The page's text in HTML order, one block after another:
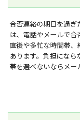
合否連絡の期日を過
は、電話やメールで
直後や多忙な時間帯
あります。負担にな
帯を選べないならメー